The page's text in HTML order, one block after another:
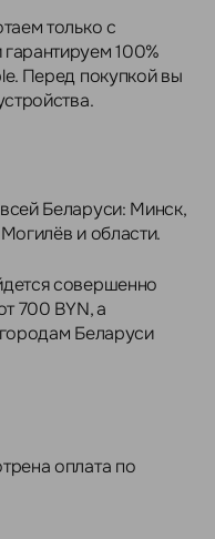
только с
100%
Перед покупкой вы
Беларуси: Минск,
и области.
совершенно
700 BYN, а
Беларуси
оплата по